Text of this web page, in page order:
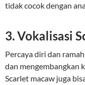
tidak cocok dengan
3. Vokalisasi
Percaya diri dan
dan mengembangkan
Scarlet macaw juga